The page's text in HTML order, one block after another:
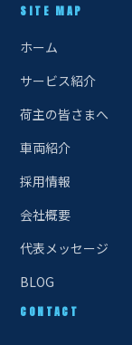
SITE MAP
ホーム
サービス紹介
荷主の皆さまへ
車両紹介
採用情報
会社概要
代表メッセージ
BLOG
CONTACT